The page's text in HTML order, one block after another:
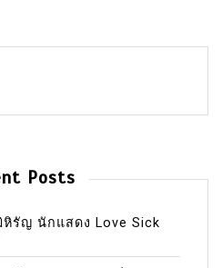
Posts
รัญ นักแสดง Love Sick